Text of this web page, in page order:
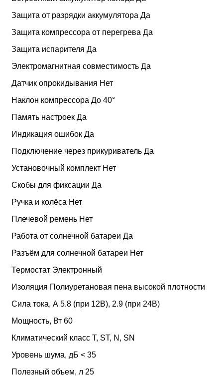
Защита от разрядки аккумулятора Да
Защита компрессора от перегрева Да
Защита испарителя Да
Электромагнитная совместимость Да
Датчик опрокидывания Нет
Наклон компрессора До 40°
Память настроек Да
Индикация ошибок Да
Подключение через прикуриватель Да
Установочный комплект Нет
Скобы для фиксации Да
Ручка и колёса Нет
Плечевой ремень Нет
Работа от солнечной батареи Да
Разъём для солнечной батареи Нет
Термостат Электронный
Изоляция Полиуретановая пена высокой плотности
Сила тока, А 5.8 (при 12В), 2.9 (при 24В)
Мощность, Вт 60
Климатический класс T, ST, N, SN
Уровень шума, дБ < 35
Полезный объем, л 25